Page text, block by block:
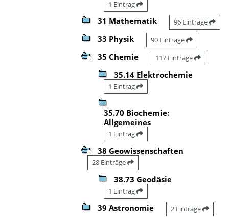
1 Eintrag
31 Mathematik 96 Einträge
33 Physik 90 Einträge
35 Chemie 117 Einträge
35.14 Elektrochemie
1 Eintrag
35.70 Biochemie:
Allgemeines
1 Eintrag
38 Geowissenschaften
28 Einträge
38.73 Geodäsie
1 Eintrag
39 Astronomie 2 Einträge